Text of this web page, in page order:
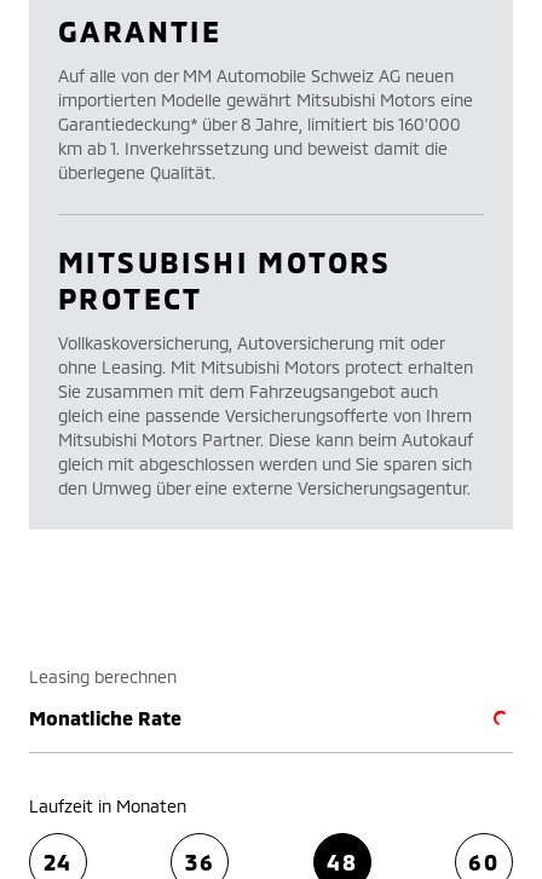
GARANTIE
Auf alle von der MM Automobile Schweiz AG neuen
importierten Modelle gewährt Mitsubishi Motors eine
Garantiedeckung* über 8 Jahre, limitiert bis 160’000
km ab 1. Inverkehrssetzung und beweist damit die
überlegene Qualität.
MITSUBISHI MOTORS
PROTECT
Vollkaskoversicherung, Autoversicherung mit oder
ohne Leasing. Mit Mitsubishi Motors protect erhalten
Sie zusammen mit dem Fahrzeugsangebot auch
gleich eine passende Versicherungsofferte von Ihrem
Mitsubishi Motors Partner. Diese kann beim Autokauf
gleich mit abgeschlossen werden und Sie sparen sich
den Umweg über eine externe Versicherungsagentur.
Leasing berechnen
Monatliche Rate
Laufzeit in Monaten
24 36 48 60